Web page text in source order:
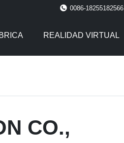
0086-18255182566
REALIDAD VIRTUAL
CO.,